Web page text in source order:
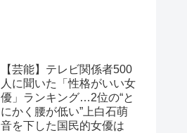
【芸能】テレビ関係者500
人に聞いた「性格がいい女
優」ランキング…2位の“と
にかく腰が低い”上白石萌
音を下した国民的女優は